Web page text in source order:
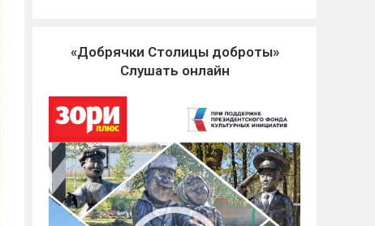
«Добрячки Столицы доброты»
Слушать онлайн